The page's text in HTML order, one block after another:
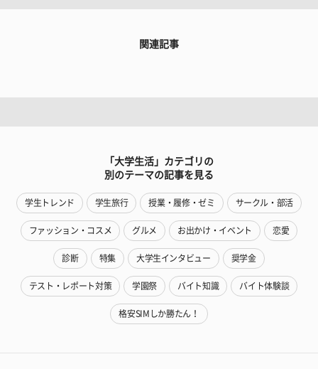
関連記事
「大学生活」カテゴリの
別のテーマの記事を見る
学生トレンド 学生旅行 授業・履修・ゼミ サークル・部活
ファッション・コスメ グルメ お出かけ・イベント 恋愛
診断 特集 大学生インタビュー 奨学金
テスト・レポート対策 学園祭 バイト知識 バイト体験談
格安SIMしか勝たん！